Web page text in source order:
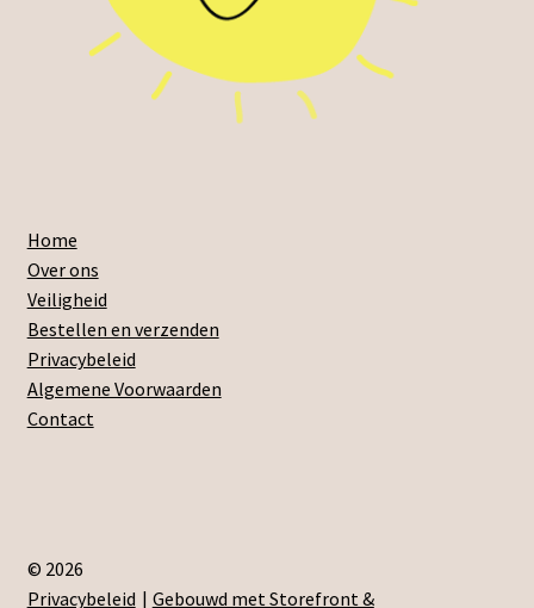
Home
Over ons
Veiligheid
Bestellen en verzenden
Privacybeleid
Algemene Voorwaarden
Contact
© 2026
Privacybeleid
Gebouwd met Storefront &